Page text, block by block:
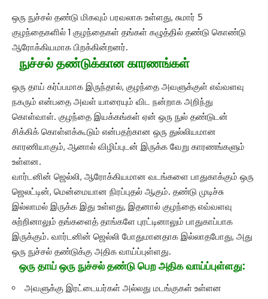
ஒரு நுச்சல் தண்டு மிகவும் பரவலாக உள்ளது, சுமார் 5
குழந்தைகளில் 1 குழந்தைகள் தங்கள் கழுத்தில் தண்டு கொண்டு
ஆரோக்கியமாக பிறக்கின்றனர்.
நுச்சல் தண்டுக்கான காரணங்கள்
ஒரு தாய் கர்ப்பமாக இருந்தால், குழந்தை அவளுக்குள் எவ்வளவு
நகரும் என்பதை அவள் யாரையும் விட நன்றாக அறிந்து
கொள்வாள். குழந்தை இயக்கங்கள் ஏன் ஒரு நுல் தண்டுடன்
சிக்கிக் கொள்ளக்கூடும் என்பதற்கான ஒரு துல்லியமான
காரணியாகும், ஆனால் விழிப்புடன் இருக்க வேறு காரணங்களும்
உள்ளன.
வார்டனின் ஜெல்லி, ஆரோக்கியமான வடங்களை பாதுகாக்கும் ஒரு
ஜெலட்டின், மென்மையான நிரப்புதல் ஆகும். தண்டு முடிச்சு
இல்லாமல் இருக்க இது உள்ளது, இதனால் குழந்தை எவ்வளவு
சுற்றினாலும் தங்களைத் தாங்களே புரட்டினாலும் பாதுகாப்பாக
இருக்கும். வார்டனின் ஜெல்லி போதுமானதாக இல்லாதபோது, ​​அது
ஒரு நுச்சல் தண்டுக்கு அதிக வாய்ப்புள்ளது.
ஒரு தாய் ஒரு நுச்சல் தண்டு பெற அதிக வாய்ப்புள்ளது:
அவளுக்கு இரட்டையர்கள் அல்லது மடங்குகள் உள்ளன